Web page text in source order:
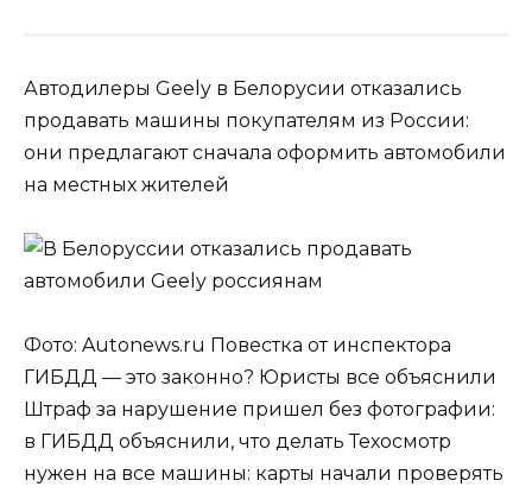
Автодилеры Geely в Белорусии отказались
продавать машины покупателям из России:
они предлагают сначала оформить автомобили
на местных жителей
Фото: Autonews.ru Повестка от инспектора
ГИБДД — это законно? Юристы все объяснили
Штраф за нарушение пришел без фотографии:
в ГИБДД объяснили, что делать Техосмотр
нужен на все машины: карты начали проверять